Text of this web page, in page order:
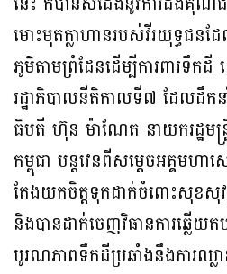
មោះមុតក្លាហានរបស់វីរយុទ្ធជ
ភូមិតាមព្រំដែនដើម្បីការពារទឹក
រដ្ឋាភិបាលនីតិកាលទី៧ ដែលដឹក
ធិបតី ហ៊ុន ម៉ាណែត នាយករដ្ឋមន្ត្
កម្ពុជា បន្តវេនពីសម្តេចអគ្គម
តែងយកចិត្តទុកដាក់ចំពោះសុខសុវ
និងបានដាក់ចេញវិធានការឆ្លើយតប
បូរណភាពទឹកដីប្រឆាំងនឹងការឈ្